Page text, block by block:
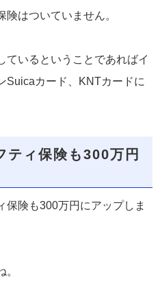
険はついていません。
ているということであればイ
Suicaカード、KNTカードに
ティ保険も300万円
保険も300万円にアップしま